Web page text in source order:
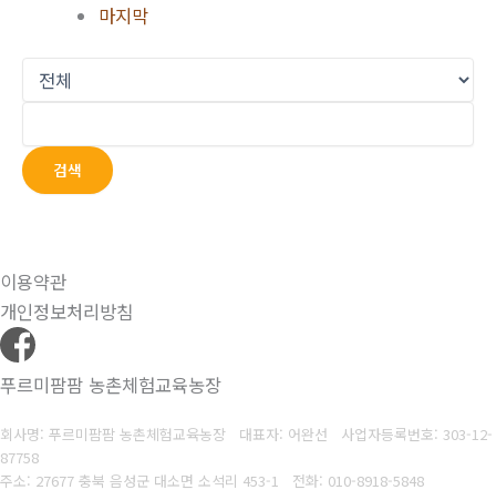
마지막
검색
이용약관
개인정보처리방침
푸르미팜팜 농촌체험교육농장
회사명: 푸르미팜팜 농촌체험교육농장 대표자: 어완선 사업자등록번호: 303-12-
87758
주소: 27677 충북 음성군 대소면 소석리 453-1 전화: 010-8918-5848